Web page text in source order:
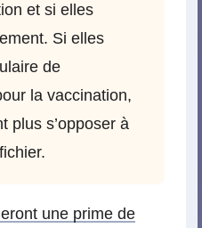
et si elles
Si elles
de
la vaccination,
plus s’opposer à
une prime de